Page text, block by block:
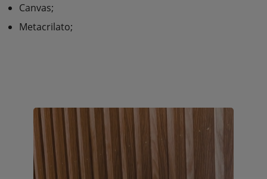
Canvas;
Metacrilato;